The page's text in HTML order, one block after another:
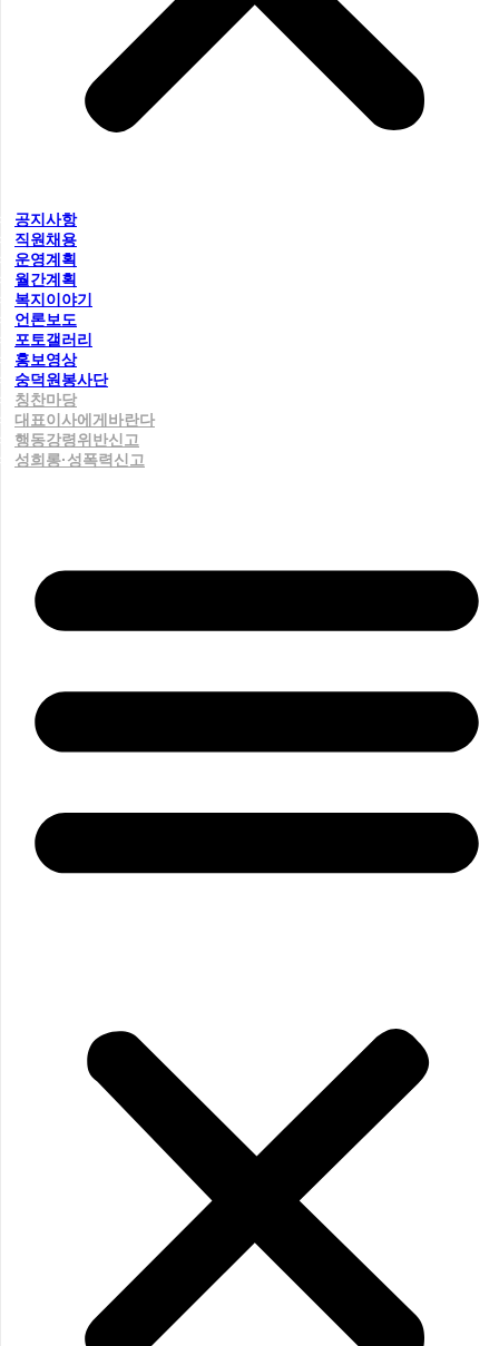
공지사항
직원채용
운영계획
월간계획
복지이야기
언론보도
포토갤러리
홍보영상
숭덕원봉사단
칭찬마당
대표이사에게바란다
행동강령위반신고
성희롱·성폭력신고